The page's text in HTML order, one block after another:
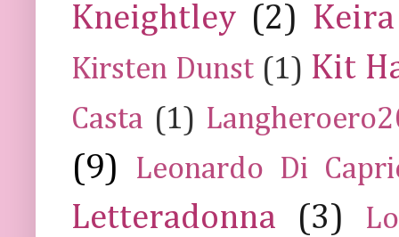
Kneightley (2)
Kirsten Dunst (1) Kit
Casta (1)
(9) Leonardo Di
Letteradonna (3)